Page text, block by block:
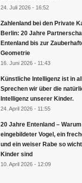
24. Juli 2026 - 16:52
Zahlenland bei den Private
Berlin: 20 Jahre
Entenland bis zur
Geometrie
16. Juni 2026 - 11:43
Künstliche Intelligenz ist in
Sprechen wir über die
Intelligenz unserer Kinder.
24. April 2026 - 11:55
20 Jahre Entenland –
eingebildeter Vogel, ein
und ein weiser Rabe so
Kinder sind
10. April 2026 - 12:09